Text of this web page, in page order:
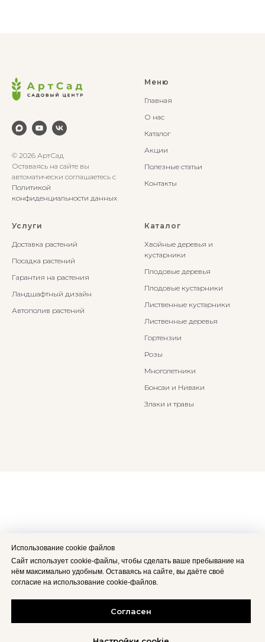
© 2026 АртСад
Оставаясь на сайте вы
автоматически соглашаетесь с
Политикой
конфиденциальности данных
Меню
Главная
О нас
Каталог
Акции
Полезные статьи
Контакты
Услуги
Доставка растений
Посадка растений
Гарантия на растения
Ландшафтный дизайн
Автополив растений
Каталог
Хвойные деревья и
кустарники
Плодовые деревья
Плодовые кустарники
Лиственные кустарники
Лиственные деревья
Гортензии
Розы
Многолетники
Бонсаи и Ниваки
Злаки и травы
Использование cookie файлов
Сайт использует cookie-файлы, чтобы сделать ваше пребывание на
нём максимально удобным. Оставаясь на сайте, вы даёте своё
согласие на использование cookie-файлов.
Согласен